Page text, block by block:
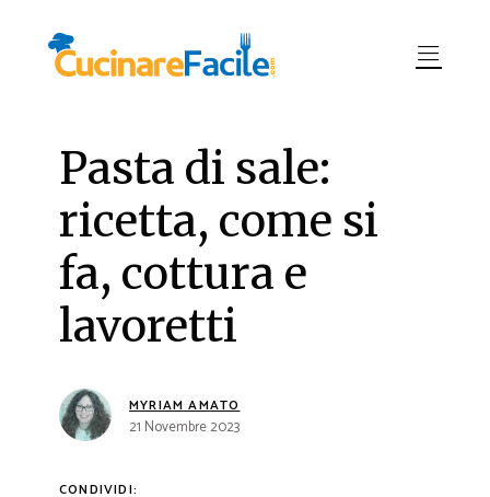
Pasta di sale:
ricetta, come si
fa, cottura e
lavoretti
MYRIAM AMATO
21 Novembre 2023
CONDIVIDI: